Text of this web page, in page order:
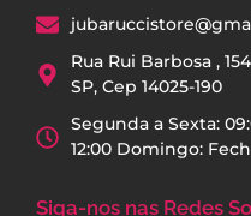
Rua Rui Barbosa ,
SP, Cep 14025-190
Segunda a Sexta:
12:00 Domingo:
Siga-nos nas Redes